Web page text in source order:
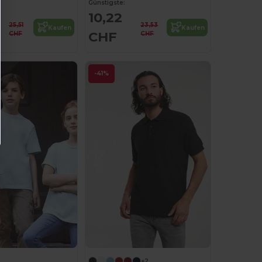
25,51
CHF
Kaufen
Günstigste:
10,22
CHF
23,53
CHF
Kaufen
-41%